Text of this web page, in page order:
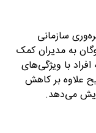
سازمانی
به مدیران کمک
با ویژگی‌های
علاوه بر کاهش
می‌دهد.